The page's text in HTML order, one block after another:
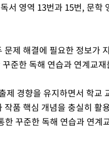
서 영역 13번과 15번, 문학
문제 해결에 필요한 정보가
준한 독해 연습과 연계교
제 경향을 유지하면서 학교
작품 핵심 개념을 충실히 활
한 꾸준한 독해 연습과 연